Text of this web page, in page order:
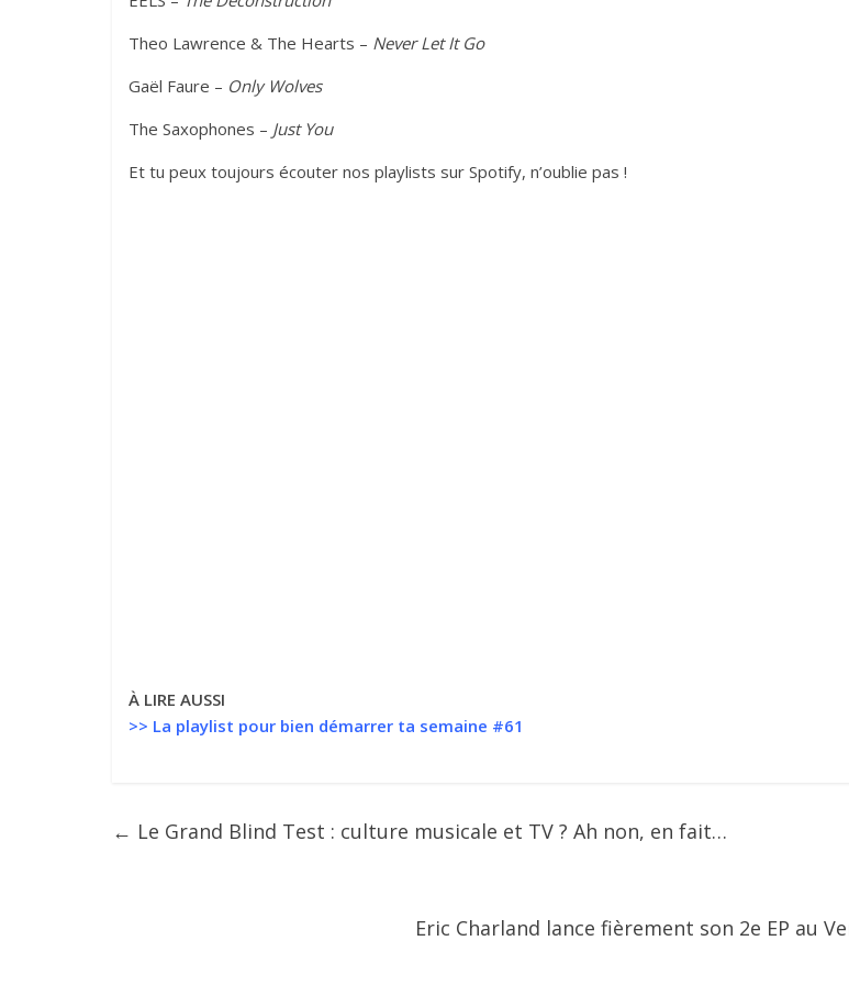
Theo Lawrence & The Hearts – Never Let It Go
Gaël Faure – Only Wolves
The Saxophones – Just You
Et tu peux toujours écouter nos playlists sur Spotify, n’oublie pas !
À LIRE AUSSI
>> La playlist pour bien démarrer ta semaine #61
← Le Grand Blind Test : culture musicale et TV ? Ah non, en fait…
Eric Charland lance fièrement son 2e EP au